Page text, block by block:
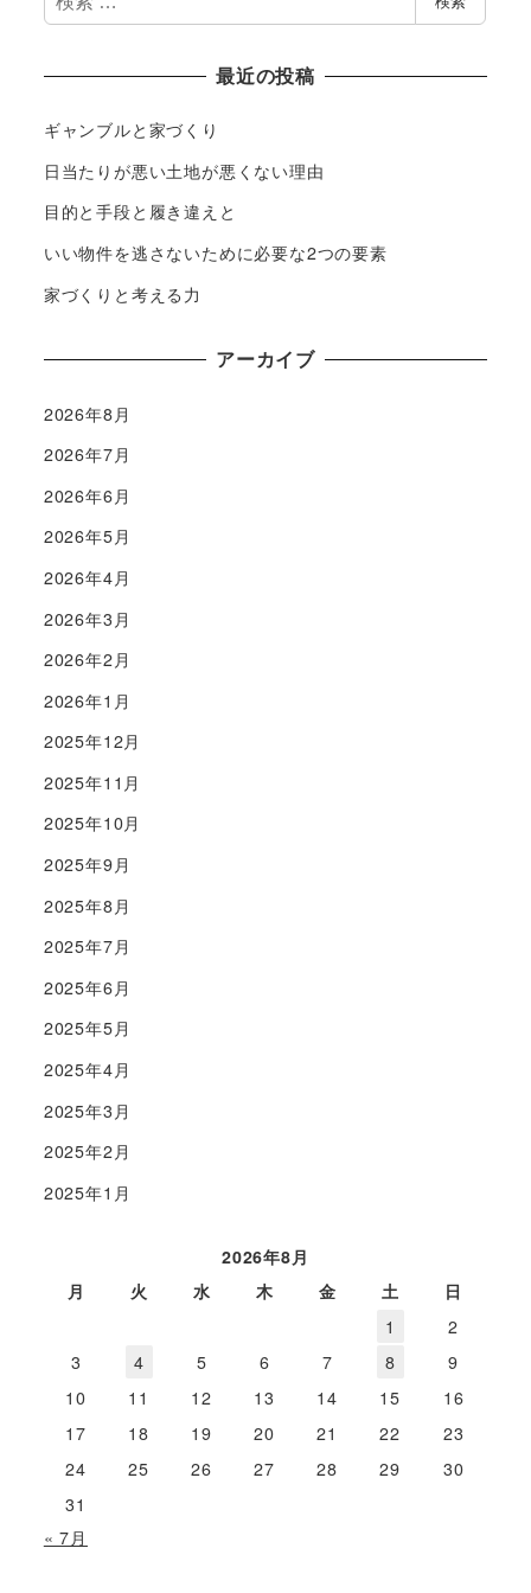
索
最近の投稿
ギャンブルと家づくり
日当たりが悪い土地が悪くない理由
目的と手段と履き違えと
いい物件を逃さないために必要な2つの要素
家づくりと考える力
アーカイブ
2026年8月
2026年7月
2026年6月
2026年5月
2026年4月
2026年3月
2026年2月
2026年1月
2025年12月
2025年11月
2025年10月
2025年9月
2025年8月
2025年7月
2025年6月
2025年5月
2025年4月
2025年3月
2025年2月
2025年1月
2026年8月
月
火 水 木 金 土
日
1
2
3
4 5 6 7 8
9
10
11 12 13 14 15
16
17
18 19 20 21 22
23
24
25 26 27 28 29
30
31
« 7月